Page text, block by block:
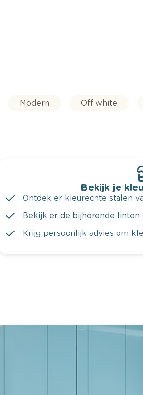
Modern Off white
Bekijk je
Ontdek er kleurechte stalen
Bekijk er de bijhorende
Krijg persoonlijk advies om